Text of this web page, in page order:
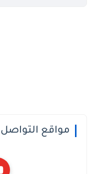
مواقع التواصل